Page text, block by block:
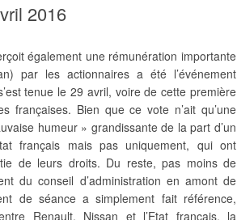
2016
également une rémunération importante
par les actionnaires a été l’événement
tenue le 29 avril, voire de cette première
françaises. Bien que ce vote n’ait qu’une
humeur » grandissante de la part d’un
français mais pas uniquement, qui ont
de leurs droits. Du reste, pas moins de
du conseil d’administration en amont de
de séance a simplement fait référence,
Renault, Nissan et l’Etat français, la